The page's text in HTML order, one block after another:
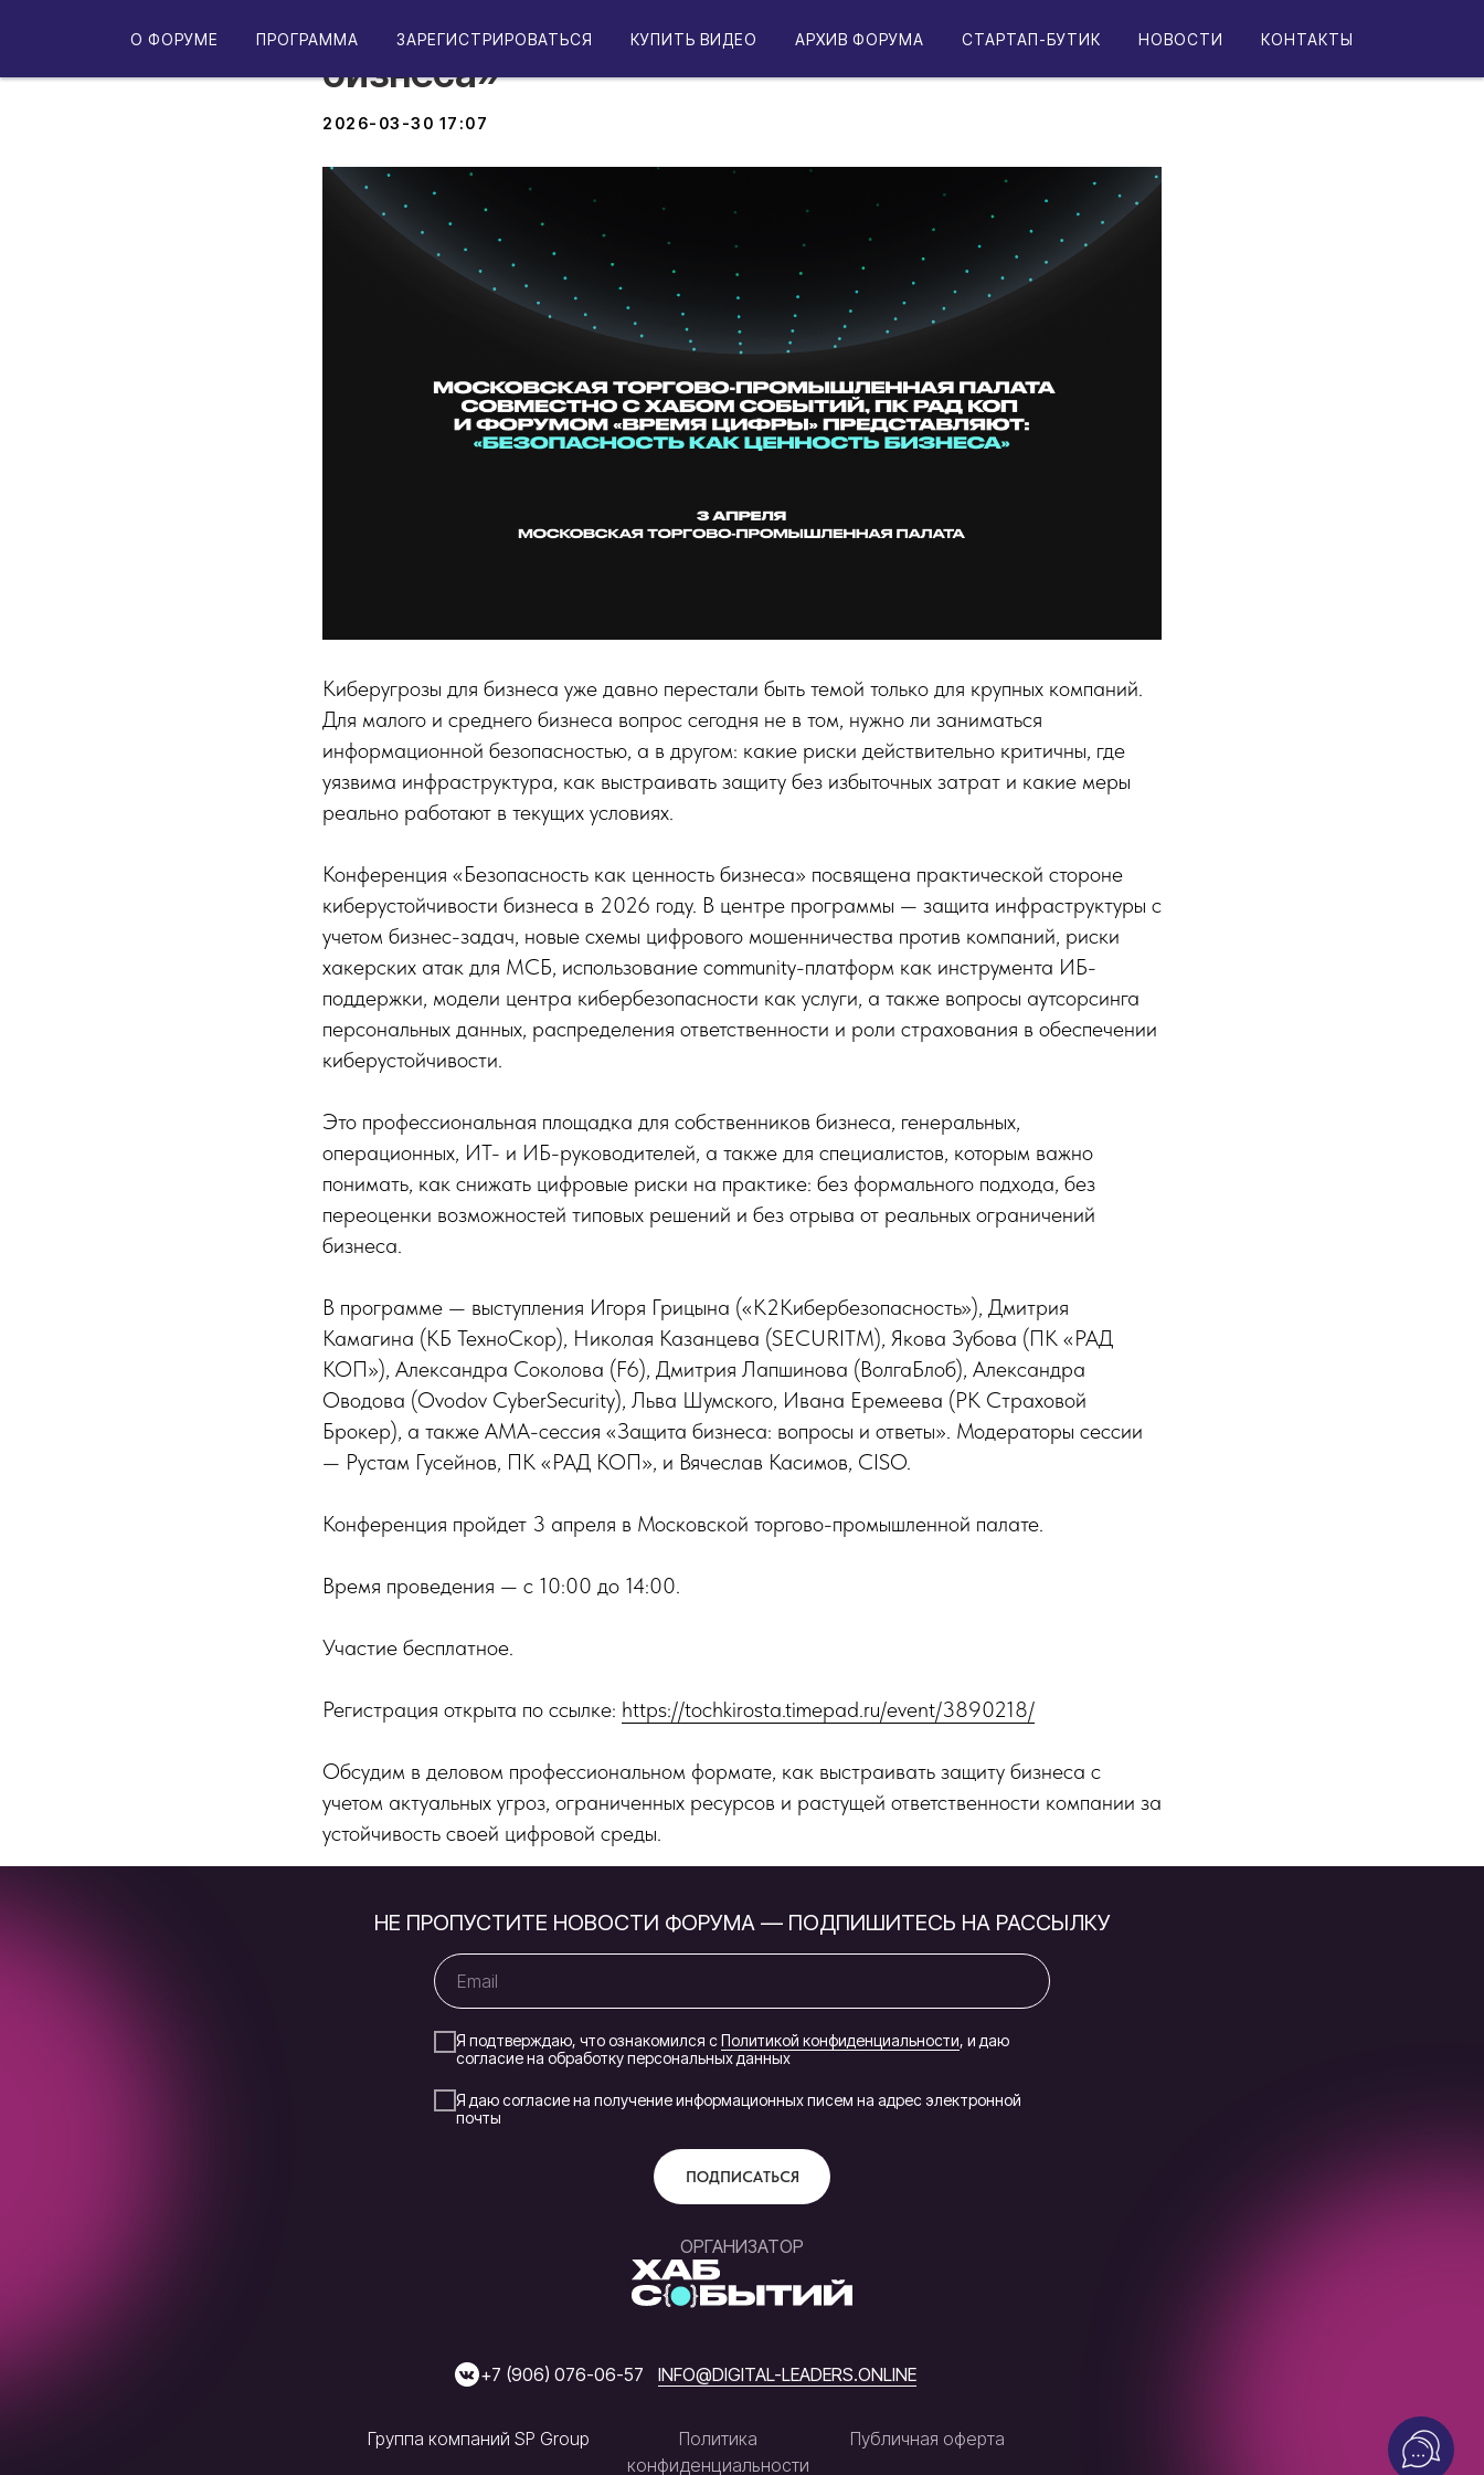
О ФОРУМЕ ПРОГРАММА ЗАРЕГИСТРИРОВАТЬСЯ КУПИТЬ ВИДЕО АРХИВ ФОРУМА СТАРТАП-БУТИК НОВОСТИ КОНТАКТЫ
Конференция «Безопасность как ценность
бизнеса»
2026-03-30 17:07
Киберугрозы для бизнеса уже давно перестали быть темой только для крупных компаний.
Для малого и среднего бизнеса вопрос сегодня не в том, нужно ли заниматься
информационной безопасностью, а в другом: какие риски действительно критичны, где
уязвима инфраструктура, как выстраивать защиту без избыточных затрат и какие меры
реально работают в текущих условиях.
Конференция «Безопасность как ценность бизнеса» посвящена практической стороне
киберустойчивости бизнеса в 2026 году. В центре программы — защита инфраструктуры с
учетом бизнес-задач, новые схемы цифрового мошенничества против компаний, риски
хакерских атак для МСБ, использование community-платформ как инструмента ИБ-
поддержки, модели центра кибербезопасности как услуги, а также вопросы аутсорсинга
персональных данных, распределения ответственности и роли страхования в обеспечении
киберустойчивости.
Это профессиональная площадка для собственников бизнеса, генеральных,
операционных, ИТ- и ИБ-руководителей, а также для специалистов, которым важно
понимать, как снижать цифровые риски на практике: без формального подхода, без
переоценки возможностей типовых решений и без отрыва от реальных ограничений
бизнеса.
В программе — выступления Игоря Грицына («К2Кибербезопасность»), Дмитрия
Камагина (КБ ТехноСкор), Николая Казанцева (SECURITM), Якова Зубова (ПК «РАД
КОП»), Александра Соколова (F6), Дмитрия Лапшинова (ВолгаБлоб), Александра
Оводова (Ovodov CyberSecurity), Льва Шумского, Ивана Еремеева (РК Страховой
Брокер), а также AMA-сессия «Защита бизнеса: вопросы и ответы». Модераторы сессии
— Рустам Гусейнов, ПК «РАД КОП», и Вячеслав Касимов, CISO.
Конференция пройдет 3 апреля в Московской торгово-промышленной палате.
Время проведения — с 10:00 до 14:00.
Участие бесплатное.
Регистрация открыта по ссылке: https://tochkirosta.timepad.ru/event/3890218/
Обсудим в деловом профессиональном формате, как выстраивать защиту бизнеса с
учетом актуальных угроз, ограниченных ресурсов и растущей ответственности компании за
устойчивость своей цифровой среды.
+7 (906) 076-06-57 INFO@DIGITAL-LEADERS.ONLINE
НЕ ПРОПУСТИТЕ НОВОСТИ ФОРУМА — ПОДПИШИТЕСЬ НА РАССЫЛКУ
Группа компаний SP Group
Политика
конфиденциальности
Публичная оферта
Я подтверждаю, что ознакомился с Политикой конфиденциальности, и даю
согласие на обработку персональных данных
Я даю согласие на получение информационных писем на адрес электронной
почты
ПОДПИСАТЬСЯ
ОРГАНИЗАТОР